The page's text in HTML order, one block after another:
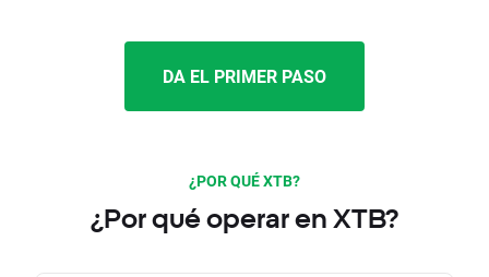
DA EL PRIMER PASO
¿POR QUÉ XTB?
¿Por qué operar en XTB?